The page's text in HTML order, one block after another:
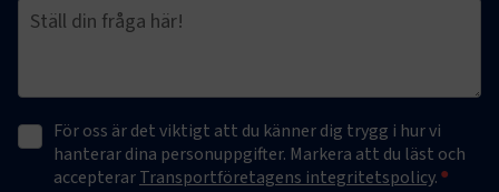
För oss är det viktigt att du känner dig trygg i hur vi
hanterar dina personuppgifter. Markera att du läst och
accepterarTransportföretagens integritetspolicy.